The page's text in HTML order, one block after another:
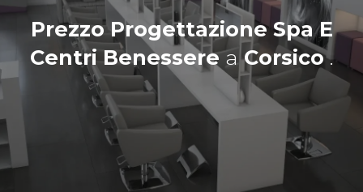
Prezzo Progettazione Spa E
Centri BenessereaCorsico.